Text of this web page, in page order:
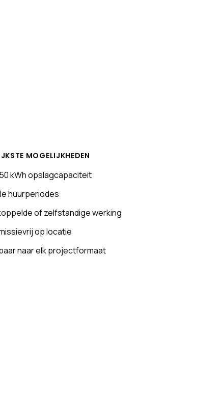
MOGELIJKHEDEN
kWh opslagcapaciteit
huurperiodes
of zelfstandige werking
op locatie
naar elk projectformaat